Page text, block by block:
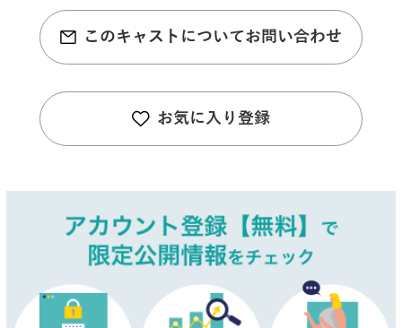
このキャストについてお問い合わせ
お気に入り登録